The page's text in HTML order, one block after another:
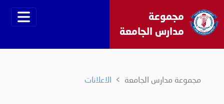
مجموعة
مدارس الجامعة
مجموعة مدارس الجامعة الاعلانات